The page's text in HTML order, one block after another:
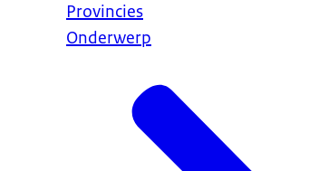
Provincies
Onderwerp